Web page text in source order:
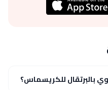
بالبرتقال للكريسماس؟